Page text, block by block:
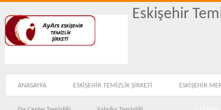
Eskişehir
ANASAYFA ESKİŞEHİR TEMİZLİK ŞİRKETİ ESKİŞEHİR